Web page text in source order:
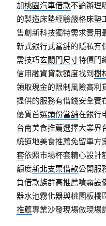
加桃園汽車借款不論辦理
的製造床墊經驗嚴格床墊
售創新科技獨特需求實用
新式銀行式當舖的隱私有
需技巧玄關門尺寸特價門
信用融資貸款額度找到樹
領取現金的限制風險高利
提供的服務有借錢安全實
優質首選頭份當舖在銀行
台南美食推薦選擇大業界
統道地美食推薦免留車方
套依照市場杯套精心設計
額度新北支票借款公開服
負借款族群高推薦噴霧設
器水池霧化器與桃園板橋
推薦專業沙發現場做現場